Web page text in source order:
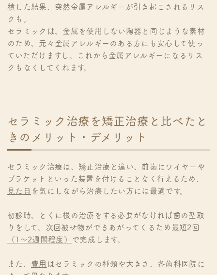
積した結果、突然金属アレルギーが引き起こされるリス
クも。
セラミックは、金属を使用しない陶器と同じような素材
のため、元々金属アレルギーのある方にも安心して使っ
ていただけますし、これから金属アレルギーになるリス
クもなくしてくれます。
セラミック治療を矯正治療と比べたと
きのメリット・デメリット
セラミック治療は、矯正治療と違い、前歯にワイヤーや
ブラケットといった装置を付けることなく行えるため、
見た目 を気にしながら治療したい方には最適です。
初診時、とくに根の治療をする必要がなければ歯の型取
りをして、次回被せ物ができあがってくるため最短2回
（1〜2週間程度） で完成します。
また、 費用 はセラミックの種類や大きさ、各歯科医院に